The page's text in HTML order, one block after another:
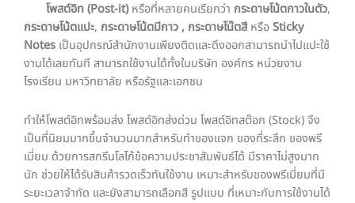
โพสต์อิท (Post-it)หรือที่หลายคนเรียกว่า กระดาษโน้ตกาวในตัว,
กระดาษโน้ตแปะ, กระดาษโน้ตมีกาว, กระดาษโน๊ตสีหรือSticky
Notes เป็นอุปกรณ์สำนักงานเพียงติดและดึงออกสามารถนำไปแปะใช้
งานได้เลยทันที สามารถใช้งานได้ทั้งในบริษัท องค์กร หน่วยงาน
โรงเรียน มหาวิทยาลัย หรือรัฐและเอกชน
ทำให้โพสต์อิทพร้อมส่ง โพสต์อิทส่งด่วน โพสต์อิทสต๊อก (Stock) จึง
เป็นที่นิยมมากขึ้นจำนวนมากสำหรับทำของแจก ของที่ระลึก ของพรี
เมี่ยม ด้วยการสกรีนโลโก้ข้อความประชาสัมพันธ์ได้ มีราคาไม่สูงมาก
นัก ช่วยให้ได้รับสินค้ารวดเร็วทันใช้งาน เหมาะสำหรับของพรีเมี่ยมที่มี
ระยะเวลาจำกัด และยังสามารถเลือกสี รูปแบบ ที่เหมาะกับการใช้งานได้